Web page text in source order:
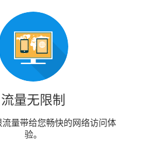
流量无限制
量带给您畅快的网络访问体
验。